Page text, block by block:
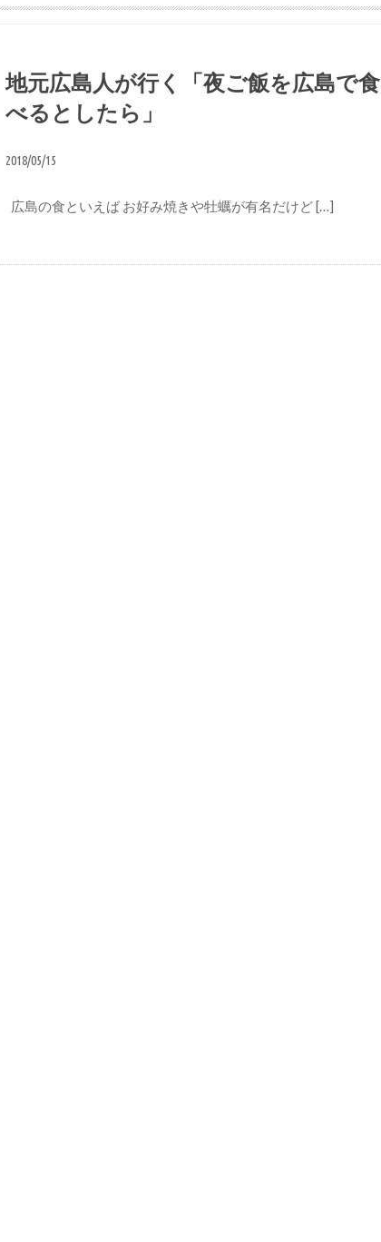
地元広島人が行く「夜ご飯を広島で食
べるとしたら」
2018/05/15
広島の食といえば お好み焼きや牡蠣が有名だけど […]